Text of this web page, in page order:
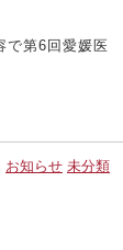
で第6回愛媛医
お知らせ 未分類